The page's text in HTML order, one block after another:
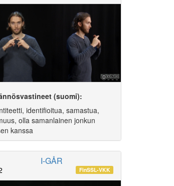
(suomi):
identifioitua, samastua,
olla samanlainen jonkun
kanssa
I-GÅR
FinSSL-VKK